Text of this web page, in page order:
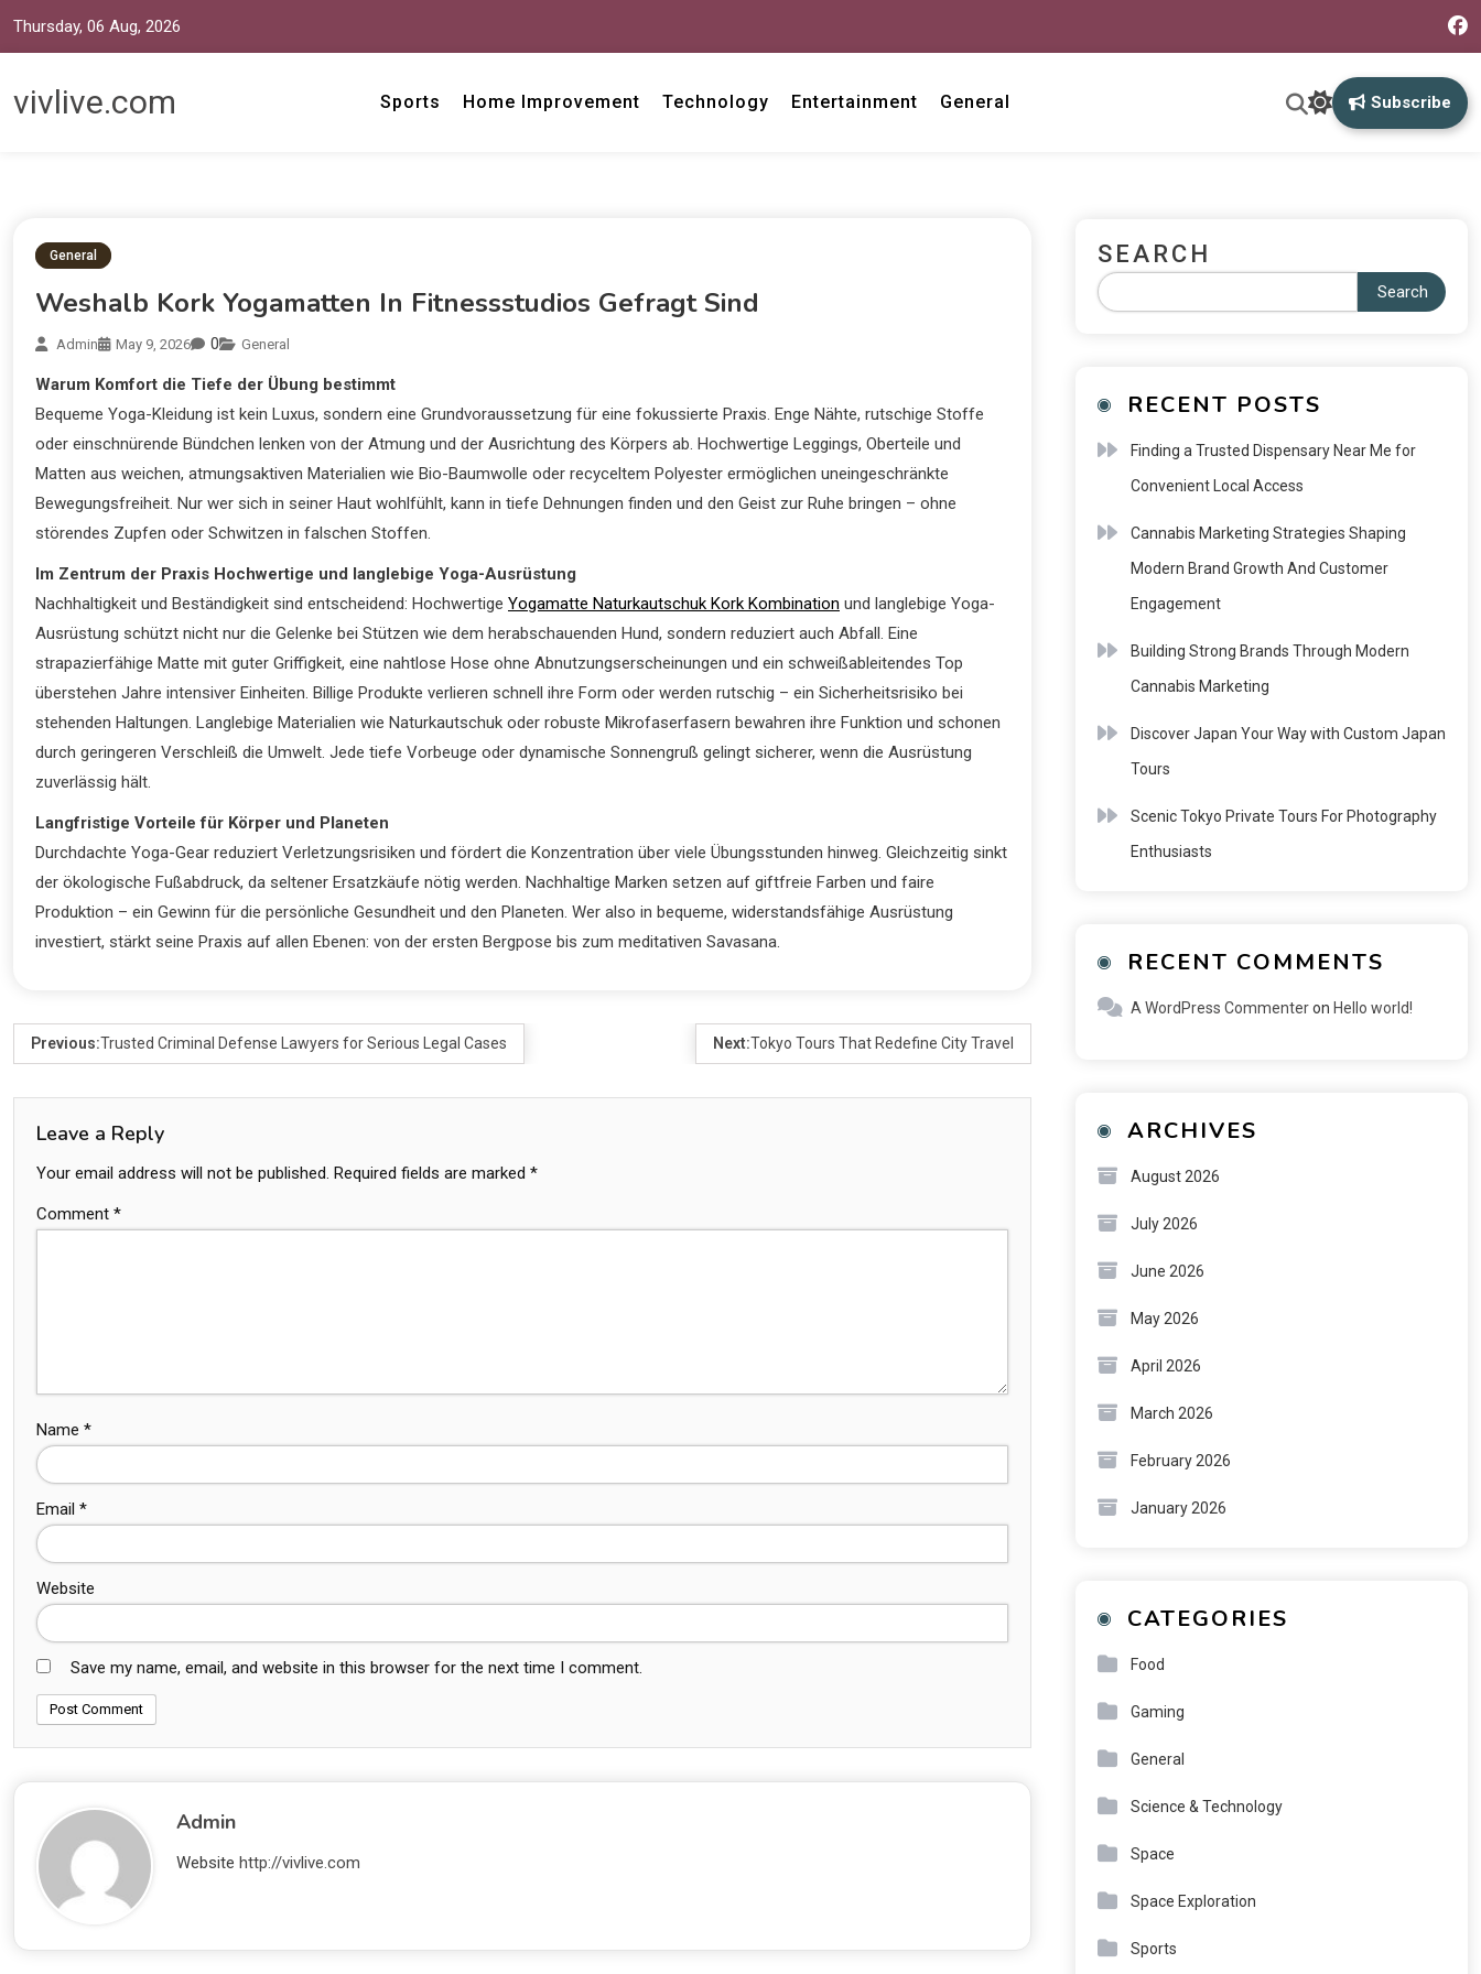
Thursday, 06 Aug, 2026
vivlive.com Sports Home Improvement Technology Entertainment General Subscribe
General
Weshalb Kork Yogamatten In Fitnessstudios Gefragt Sind
Admin May 9, 2026 0 General
Warum Komfort die Tiefe der Übung bestimmt
Bequeme Yoga-Kleidung ist kein Luxus, sondern eine Grundvoraussetzung für eine fokussierte Praxis. Enge Nähte, rutschige Stoffe
oder einschnürende Bündchen lenken von der Atmung und der Ausrichtung des Körpers ab. Hochwertige Leggings, Oberteile und
Matten aus weichen, atmungsaktiven Materialien wie Bio-Baumwolle oder recyceltem Polyester ermöglichen uneingeschränkte
Bewegungsfreiheit. Nur wer sich in seiner Haut wohlfühlt, kann in tiefe Dehnungen finden und den Geist zur Ruhe bringen – ohne
störendes Zupfen oder Schwitzen in falschen Stoffen.
Im Zentrum der Praxis Hochwertige und langlebige Yoga-Ausrüstung
Nachhaltigkeit und Beständigkeit sind entscheidend: Hochwertige Yogamatte Naturkautschuk Kork Kombination und langlebige Yoga-
Ausrüstung schützt nicht nur die Gelenke bei Stützen wie dem herabschauenden Hund, sondern reduziert auch Abfall. Eine
strapazierfähige Matte mit guter Griffigkeit, eine nahtlose Hose ohne Abnutzungserscheinungen und ein schweißableitendes Top
überstehen Jahre intensiver Einheiten. Billige Produkte verlieren schnell ihre Form oder werden rutschig – ein Sicherheitsrisiko bei
stehenden Haltungen. Langlebige Materialien wie Naturkautschuk oder robuste Mikrofaserfasern bewahren ihre Funktion und schonen
durch geringeren Verschleiß die Umwelt. Jede tiefe Vorbeuge oder dynamische Sonnengruß gelingt sicherer, wenn die Ausrüstung
zuverlässig hält.
Langfristige Vorteile für Körper und Planeten
Durchdachte Yoga-Gear reduziert Verletzungsrisiken und fördert die Konzentration über viele Übungsstunden hinweg. Gleichzeitig sinkt
der ökologische Fußabdruck, da seltener Ersatzkäufe nötig werden. Nachhaltige Marken setzen auf giftfreie Farben und faire
Produktion – ein Gewinn für die persönliche Gesundheit und den Planeten. Wer also in bequeme, widerstandsfähige Ausrüstung
investiert, stärkt seine Praxis auf allen Ebenen: von der ersten Bergpose bis zum meditativen Savasana.
Previous:Trusted Criminal Defense Lawyers for Serious Legal Cases Next:Tokyo Tours That Redefine City Travel
Leave a Reply
Your email address will not be published. Required fields are marked *
Comment *
Name *
Email *
Website
Save my name, email, and website in this browser for the next time I comment.
Admin
Website http://vivlive.com
SEARCH
Search
RECENT POSTS
Finding a Trusted Dispensary Near Me for
Convenient Local Access
Cannabis Marketing Strategies Shaping
Modern Brand Growth And Customer
Engagement
Building Strong Brands Through Modern
Cannabis Marketing
Discover Japan Your Way with Custom Japan
Tours
Scenic Tokyo Private Tours For Photography
Enthusiasts
RECENT COMMENTS
A WordPress Commenteron Hello world!
ARCHIVES
August 2026
July 2026
June 2026
May 2026
April 2026
March 2026
February 2026
January 2026
CATEGORIES
Food
Gaming
General
Science & Technology
Space
Space Exploration
Sports